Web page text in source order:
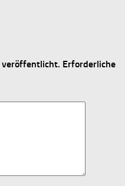
veröffentlicht. Erforderliche